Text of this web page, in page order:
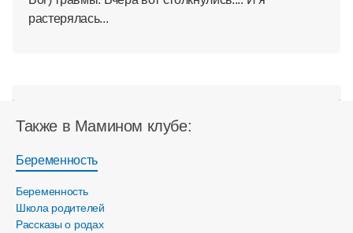
растерялась...
Также в Мамином клубе:
Беременность
Беременность
Школа родителей
Рассказы о родах